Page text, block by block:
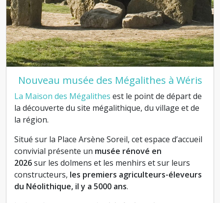
Nouveau musée des Mégalithes à Wéris
La Maison des Mégalithes est le point de départ de
la découverte du site mégalithique, du village et de
la région.
Situé sur la Place Arsène Soreil, cet espace d’accueil
convivial présente un musée rénové en
2026sur les dolmens et les menhirs et sur leurs
constructeurs, les premiers agriculteurs-éleveurs
du Néolithique, il y a 5000 ans.